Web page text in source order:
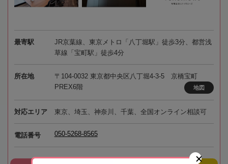
最寄駅
JR京葉線、東京メトロ「八丁堀駅」徒歩3分、都営浅
草線「宝町駅」徒歩4分
所在地
〒104-0032 東京都中央区八丁堀4-3-5 京橋宝町
PREX6階
地図
対応エリア 東京、埼玉、神奈川、千葉、全国オンライン相談可
電話番号 050-5268-8565